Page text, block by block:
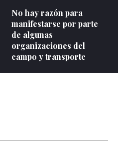
No hay razón para
manifestarse por parte
de algunas
organizaciones del
campo y transporte